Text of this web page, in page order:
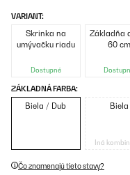
VARIANT:
Skrinka na
umývačku riadu
Dostupné
Základňa
60 cm
ZÁKLADNÁ FARBA:
Biela / Dub Biela
Iná
Čo znamenajú tieto stavy?